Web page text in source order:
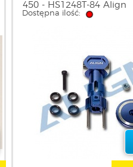
450 - HS1248T-84 Align
Dostępna ilość: